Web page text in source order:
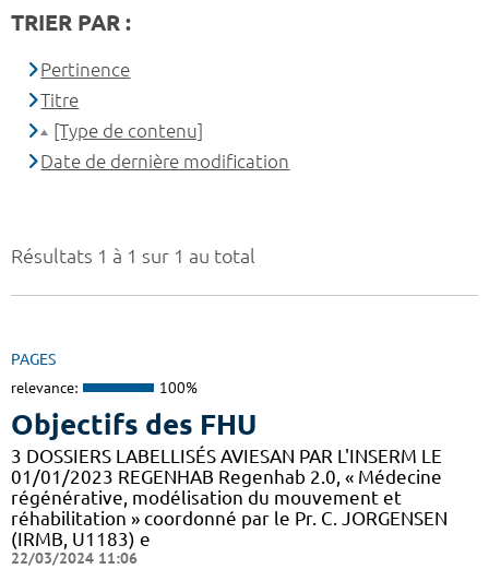
Résultats 1 à 1 sur 1 au total
PAGES
relevance: 100%
Objectifs des FHU
3 DOSSIERS LABELLISÉS AVIESAN PAR L'INSERM LE
01/01/2023 REGENHAB Regenhab 2.0, « Médecine
régénérative, modélisation du mouvement et
réhabilitation » coordonné par le Pr. C. JORGENSEN
(IRMB, U1183) e
22/03/2024 11:06
TRIER PAR :
Pertinence
Titre
[Type de contenu]
Date de dernière modification